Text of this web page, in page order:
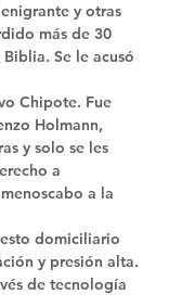
y otras
más de 30
Se le acusó
Chipote. Fue
Holmann,
y solo se les
a
a la
domiciliario
y presión alta.
de tecnología